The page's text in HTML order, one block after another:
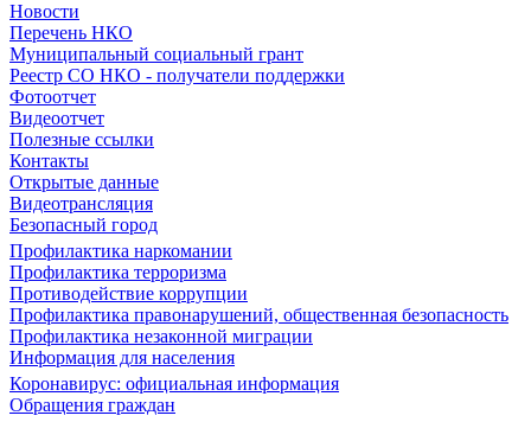
Новости
Перечень НКО
Муниципальный социальный грант
Реестр СО НКО - получатели поддержки
Фотоотчет
Видеоотчет
Полезные ссылки
Контакты
Открытые данные
Видеотрансляция
Безопасный город
Профилактика наркомании
Профилактика терроризма
Противодействие коррупции
Профилактика правонарушений, общественная безопасность
Профилактика незаконной миграции
Информация для населения
Коронавирус: официальная информация
Обращения граждан